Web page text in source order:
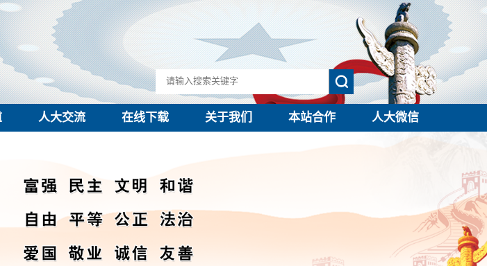
人大交流 在线下载 关于我们 本站合作 人大微信